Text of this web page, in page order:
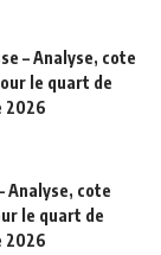
– Analyse, cote
le quart de
2026
Analyse, cote
le quart de
2026